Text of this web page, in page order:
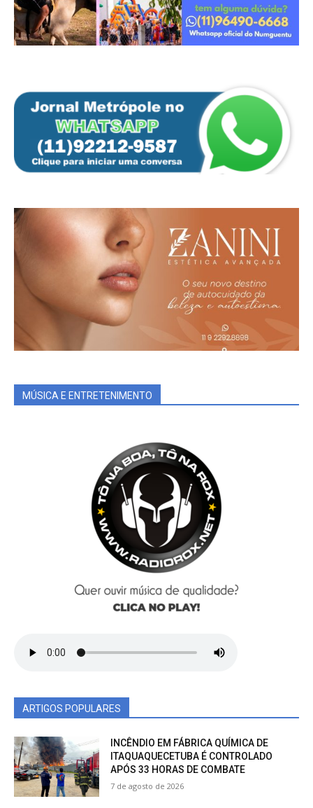
MÚSICA E ENTRETENIMENTO
ARTIGOS POPULARES
INCÊNDIO EM FÁBRICA QUÍMICA DE
ITAQUAQUECETUBA É CONTROLADO
APÓS 33 HORAS DE COMBATE
7 de agosto de 2026